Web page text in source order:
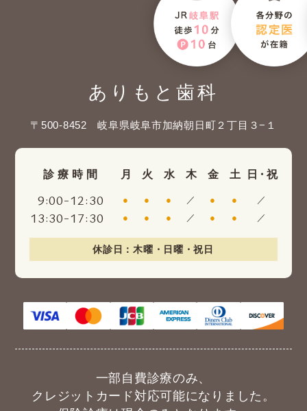
ありもと歯科
〒500-8452 岐阜県岐阜市加納朝日町２丁目３−１
休診日：木曜・日曜・祝日
診療時間 月 火 水 木 金 土 日・祝
9:00-12:30 ● ● ● ／ ● ● ／
13:30-17:30 ● ● ● ／ ● ● ／
一部自費診療のみ、
クレジットカード対応可能になりました。